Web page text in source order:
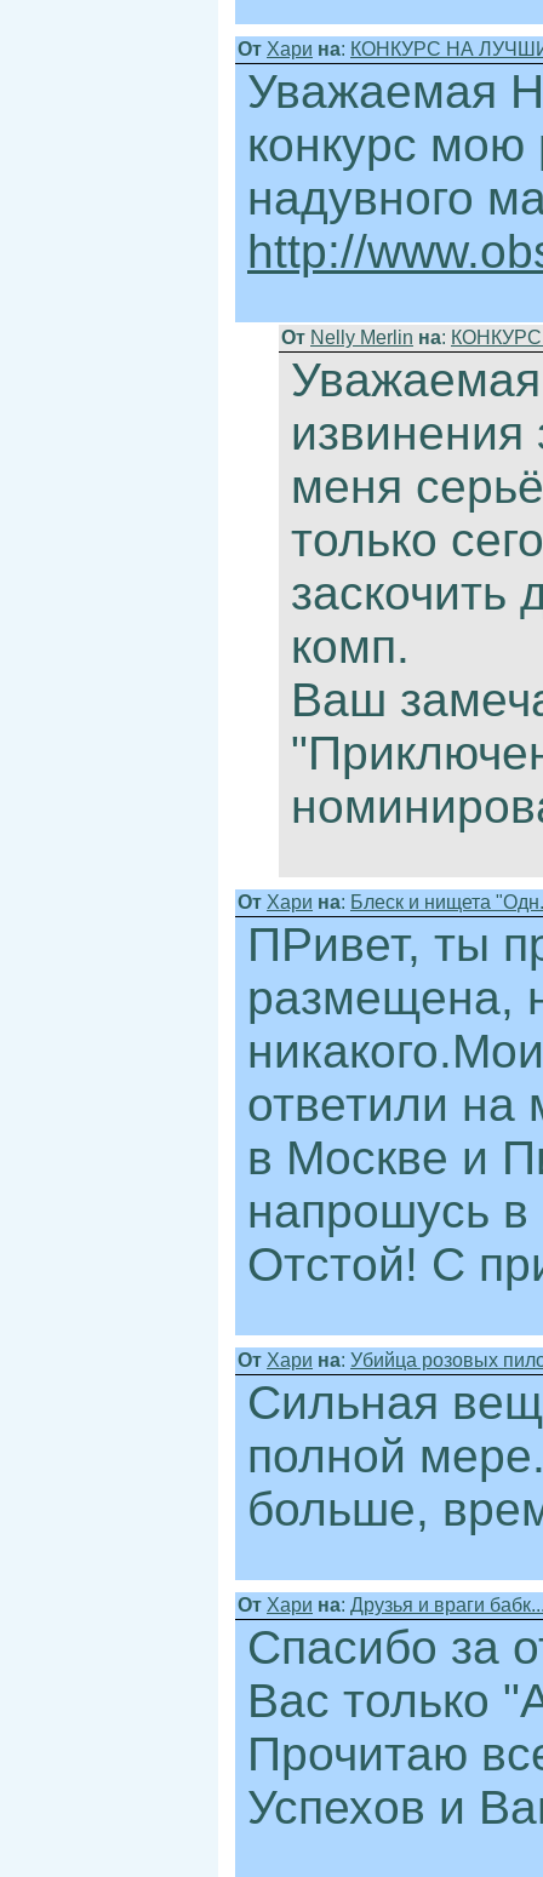
От Хари на: КОНКУРС НА
Уважаемая
конкурс
надувного
http://
От Nelly Merlin на:
извинения
меня
только
заскочить
комп.
Ваш
От Хари на: Блеск и нищета
ПРивет, ты
размещена,
ответили на
в Москве и
напрошусь в
Отстой! С
От Хари на: Убийца розовых
Сильная
полной
больше,
От Хари на: Друзья и враги
Спасибо за
Вас только
Прочитаю
Успехов и